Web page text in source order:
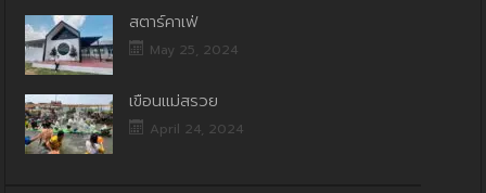
สตาร์คาเฟ่
May 25, 2024
เขื่อนแม่สรวย
April 24, 2024